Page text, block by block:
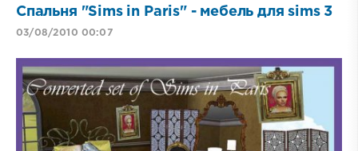
Спальня "Sims in Paris" - мебель для sims 3
03/08/2010 00:07